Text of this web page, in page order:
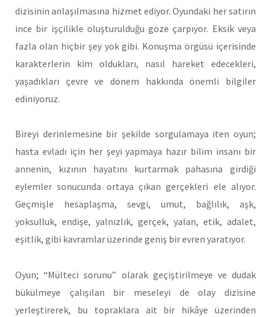
dizisinin anlaşılmasına hizmet ediyor. Oyundaki her satırın
ince bir işçilikle oluşturulduğu göze çarpıyor. Eksik veya
fazla olan hiçbir şey yok gibi. Konuşma örgüsü içerisinde
karakterlerin kim oldukları, nasıl hareket edecekleri,
yaşadıkları çevre ve dönem hakkında önemli bilgiler
ediniyoruz.
Bireyi derinlemesine bir şekilde sorgulamaya iten oyun;
hasta evladı için her şeyi yapmaya hazır bilim insanı bir
annenin, kızının hayatını kurtarmak pahasına girdiği
eylemler sonucunda ortaya çıkan gerçekleri ele alıyor.
Geçmişle hesaplaşma, sevgi, umut, bağlılık, aşk,
yoksulluk, endişe, yalnızlık, gerçek, yalan, etik, adalet,
eşitlik, gibi kavramlar üzerinde geniş bir evren yaratıyor.
Oyun; “Mülteci sorunu” olarak geçiştirilmeye ve dudak
bükülmeye çalışılan bir meseleyi de olay dizisine
yerleştirerek, bu topraklara ait bir hikâye üzerinden